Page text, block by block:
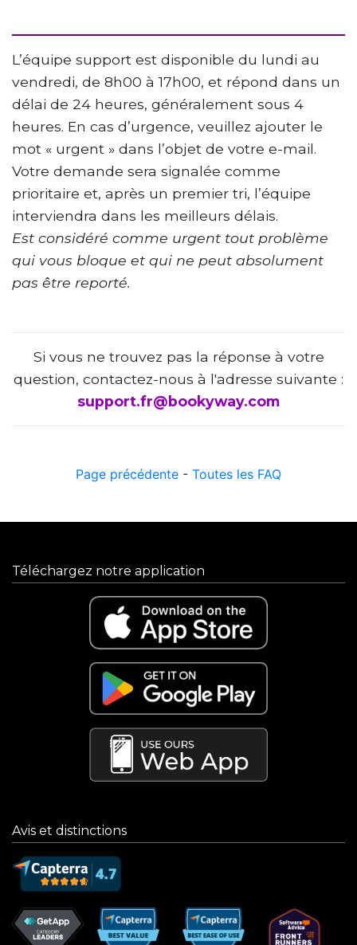
L’équipe support est disponible du lundi au
vendredi, de 8h00 à 17h00, et répond dans un
délai de 24 heures, généralement sous 4
heures. En cas d’urgence, veuillez ajouter le
mot « urgent » dans l’objet de votre e-mail.
Votre demande sera signalée comme
prioritaire et, après un premier tri, l’équipe
interviendra dans les meilleurs délais.
Est considéré comme urgent tout problème
qui vous bloque et qui ne peut absolument
pas être reporté.
Si vous ne trouvez pas la réponse à votre
question, contactez-nous à l'adresse suivante :
support.fr@bookyway.com
Page précédente - Toutes les FAQ
Téléchargez notre application
Avis et distinctions